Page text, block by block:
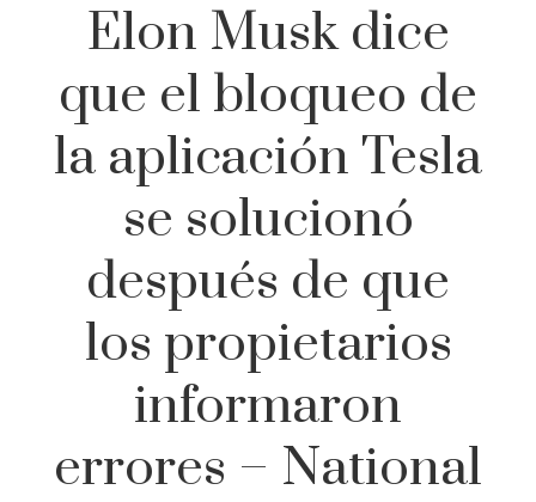
Elon Musk dice
que el bloqueo de
la aplicación Tesla
se solucionó
después de que
los propietarios
informaron
errores – National